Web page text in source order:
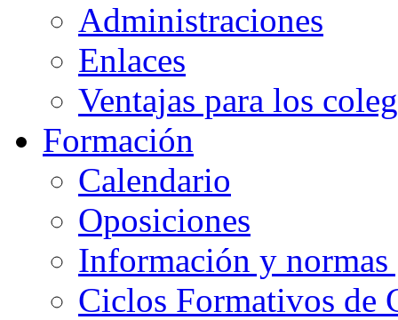
Administraciones
Enlaces
Ventajas para los
Formación
Calendario
Oposiciones
Información y normas
Ciclos Formativos de